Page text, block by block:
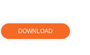
DOWNLOAD